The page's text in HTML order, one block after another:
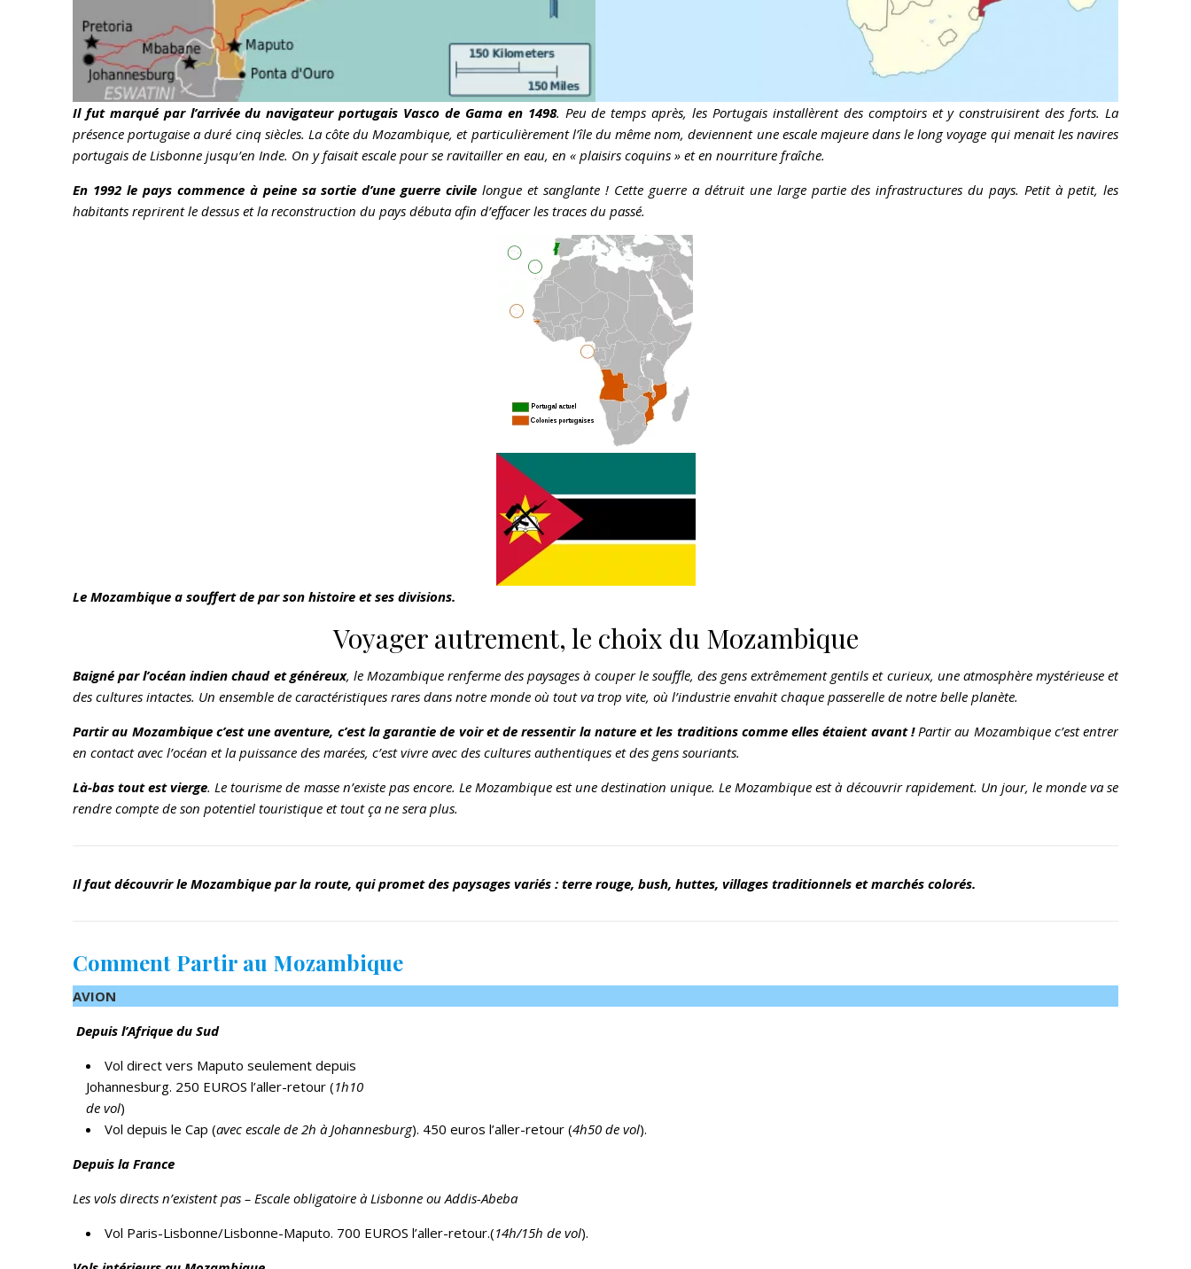
Il fut marqué par l’arrivée du navigateur portugais Vasco de Gama en 1498. Peu de temps après, les Portugais installèrent des comptoirs et y construisirent des forts. La
présence portugaise a duré cinq siècles. La côte du Mozambique, et particulièrement l’île du même nom, deviennent une escale majeure dans le long voyage qui menait les navires
portugais de Lisbonne jusqu’en Inde. On y faisait escale pour se ravitailler en eau, en « plaisirs coquins » et en nourriture fraîche.
En 1992 le pays commence à peine sa sortie d’une guerre civile longue et sanglante ! Cette guerre a détruit une large partie des infrastructures du pays. Petit à petit, les
habitants reprirent le dessus et la reconstruction du pays débuta afin d’effacer les traces du passé.
Le Mozambique a souffert de par son histoire et ses divisions.
Voyager autrement, le choix du Mozambique
Baigné par l’océan indien chaud et généreux, le Mozambique renferme des paysages à couper le souffle, des gens extrêmement gentils et curieux, une atmosphère mystérieuse et
des cultures intactes. Un ensemble de caractéristiques rares dans notre monde où tout va trop vite, où l’industrie envahit chaque passerelle de notre belle planète.
Partir au Mozambique c’est une aventure, c’est la garantie de voir et de ressentir la nature et les traditions comme elles étaient avant !Partir au Mozambique c’est entrer
en contact avec l’océan et la puissance des marées, c’est vivre avec des cultures authentiques et des gens souriants.
Là-bas tout est vierge. Le tourisme de masse n’existe pas encore. Le Mozambique est une destination unique. Le Mozambique est à découvrir rapidement. Un jour, le monde va se
rendre compte de son potentiel touristique et tout ça ne sera plus.
Il faut découvrir le Mozambique par la route, qui promet des paysages variés : terre rouge, bush, huttes, villages traditionnels et marchés colorés.
Comment Partir au Mozambique
AVION
Depuis l’Afrique du Sud
Vol direct vers Maputo seulement depuis
Johannesburg. 250 EUROS l’aller-retour (1h10
de vol)
Vol depuis le Cap (avec escale de 2h à Johannesburg). 450 euros l’aller-retour (4h50 de vol).
Depuis la France
Les vols directs n’existent pas – Escale obligatoire à Lisbonne ou Addis-Abeba
Vol Paris-Lisbonne/Lisbonne-Maputo. 700 EUROS l’aller-retour.(14h/15h de vol).